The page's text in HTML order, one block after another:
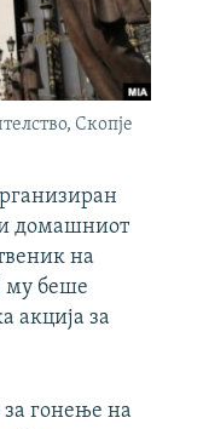
Скопје
домашниот
на
му беше
акција за
за гонење на